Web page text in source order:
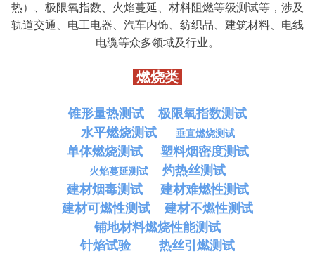
热）、极限氧指数、火焰蔓延、材料阻燃等级测试等，涉及
轨道交通、电工电器、汽车内饰、纺织品、建筑材料、电线
电缆等众多领域及行业。
燃烧类
锥形量热测试
极限氧指数测试
水平燃烧测试
垂直燃烧测试
单体燃烧测试 塑料烟密度测试
火焰蔓延测试
灼热丝测试
建材烟毒测试
建材难燃性测试
建材可燃性测试
建材不燃性测试
铺地材料燃烧性能测试
针焰试验
热丝引燃测试